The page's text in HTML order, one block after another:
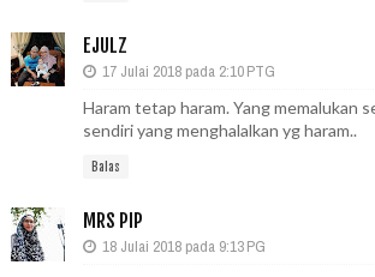
EJULZ
17 Julai 2018 pada 2:10 PTG
Haram tetap haram. Yang memalukan
sendiri yang menghalalkan yg haram..
Balas
MRS PIP
18 Julai 2018 pada 9:13 PG